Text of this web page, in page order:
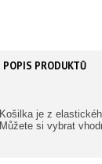
POPIS PRODUKTŮ
Košilka je z
Můžete si vybrat